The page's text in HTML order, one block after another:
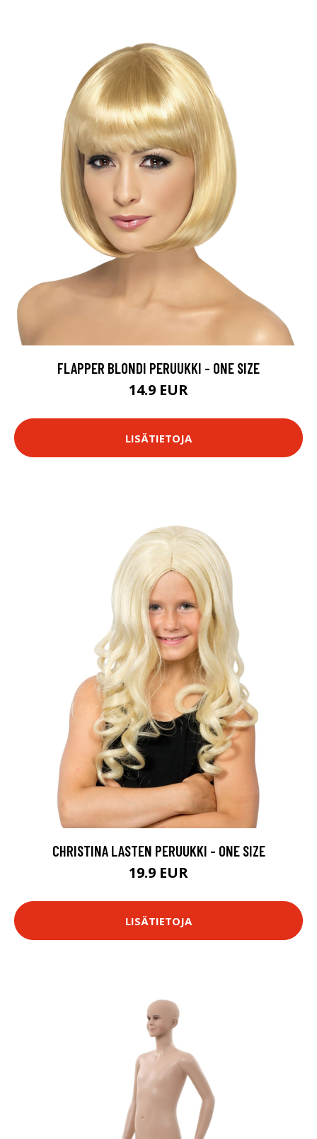
FLAPPER BLONDI PERUUKKI - ONE SIZE
14.9 EUR
LISÄTIETOJA
CHRISTINA LASTEN PERUUKKI - ONE SIZE
19.9 EUR
LISÄTIETOJA